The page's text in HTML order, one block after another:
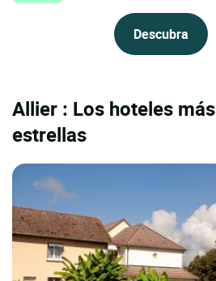
Descubra
Allier : Los hoteles
estrellas